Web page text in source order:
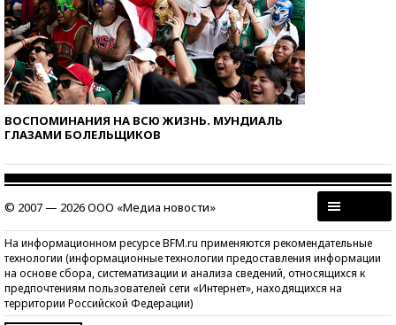
ВОСПОМИНАНИЯ НА ВСЮ ЖИЗНЬ. МУНДИАЛЬ
ГЛАЗАМИ БОЛЕЛЬЩИКОВ
© 2007 — 2026 ООО «Медиа новости»
На информационном ресурсе BFM.ru применяются рекомендательные
технологии (информационные технологии предоставления информации
на основе сбора, систематизации и анализа сведений, относящихся к
предпочтениям пользователей сети «Интернет», находящихся на
территории Российской Федерации)